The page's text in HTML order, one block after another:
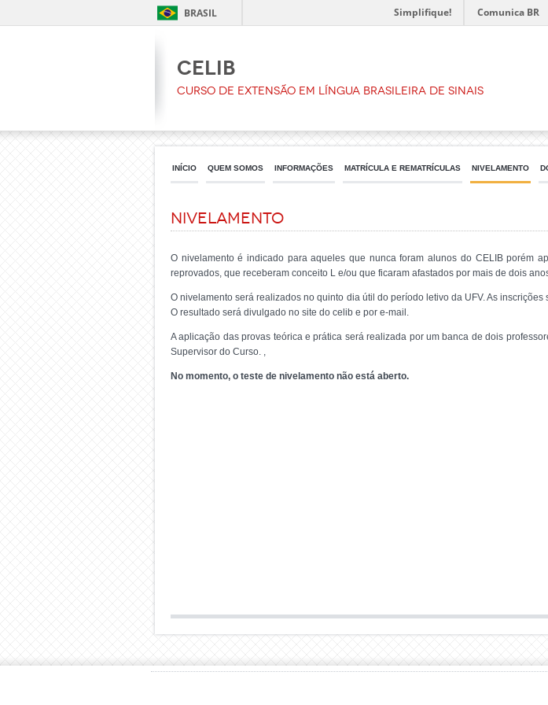
BRASIL Simplifique! Comunica BR
CELIB
Curso de Extensão em Língua Brasileira de Sinais
INÍCIO QUEM SOMOS INFORMAÇÕES MATRÍCULA E REMATRÍCULAS NIVELAMENTO
Nivelamento
O nivelamento é indicado para aqueles que nunca foram alunos do CELIB porém
reprovados, que receberam conceito L e/ou que ficaram afastados por mais de dois
O nivelamento será realizados no quinto dia útil do período letivo da UFV. As
O resultado será divulgado no site do celib e por e-mail.
A aplicação das provas teórica e prática será realizada por um banca de dois
Supervisor do Curso. ,
No momento, o teste de nivelamento não está aberto.